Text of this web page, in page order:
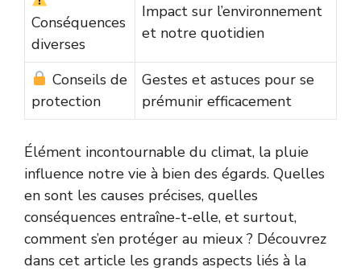
Conséquences
diverses
Impact sur l’environnement
et notre quotidien
Conseils de
protection
Gestes et astuces pour se
prémunir efficacement
Élément incontournable du climat, la pluie
influence notre vie à bien des égards. Quelles
en sont les causes précises, quelles
conséquences entraîne-t-elle, et surtout,
comment s’en protéger au mieux ? Découvrez
dans cet article les grands aspects liés à la